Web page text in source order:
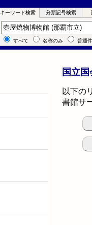
キーワード検索 分類記号検索
キーワード検索
すべて 名称のみ 普通
国立
以下の
書館サ